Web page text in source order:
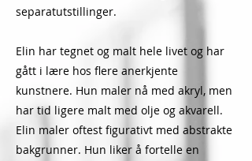
separatutstillinger.
Elin har tegnet og malt hele livet og har
gått i lære hos flere anerkjente
kunstnere. Hun maler nå med akryl, men
har tid ligere malt med olje og akvarell.
Elin maler oftest figurativt med abstrakte
bakgrunner. Hun liker å fortelle en